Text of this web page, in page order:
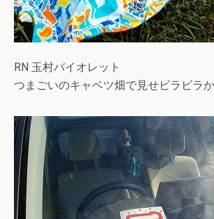
RN 玉村バイオレット
つまごいのキャベツ畑で見せビラビラ